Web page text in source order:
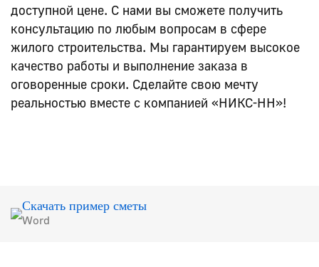
доступной цене. С нами вы сможете получить
консультацию по любым вопросам в сфере
жилого строительства. Мы гарантируем высокое
качество работы и выполнение заказа в
оговоренные сроки. Сделайте свою мечту
реальностью вместе с компанией «НИКС-НН»!
Скачать пример сметы
Word